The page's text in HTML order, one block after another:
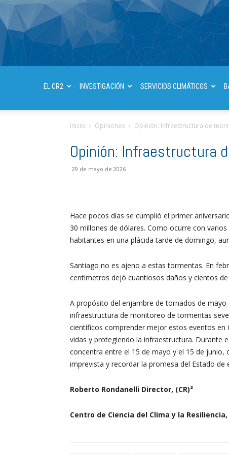
EL CR2 INVESTIGACIÓN SERVICIOS CLIMÁTICOS
Inicio Opiniones Opinión: Infraestructura de
Opinión: Infraestructura
29 de mayo de 2026
Hace pocos días se cumplió el primer
30 millones de dólares. Como ocurre con
habitantes en una plácida tarde de domingo,
Santiago no es ajeno a estas tormentas. En
centímetros dejó cuantiosos daños y cientos
A propósito del enjambre de tornados de
infraestructura de monitoreo de tormentas
científicos comprender mejor estos eventos en
vidas y protegiendo la infraestructura. Durante
concentra entre el 15 de mayo y el 15 de
imprevista y recordar la promesa del Estado
Roberto Rondanelli Director, (CR)²
Centro de Ciencia del Clima y la Resiliencia,